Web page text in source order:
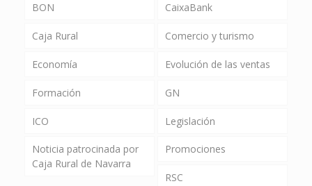
BON CaixaBank
Caja Rural Comercio y turismo
Economía Evolución de las ventas
Formación GN
ICO Legislación
Noticia patrocinada por
Caja Rural de Navarra
Promociones
RSC